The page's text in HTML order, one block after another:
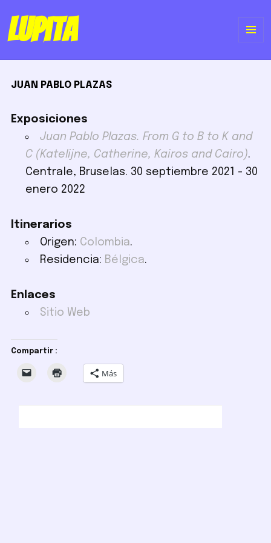
Lupita
JUAN PABLO PLAZAS
Exposiciones
Juan Pablo Plazas. From G to B to K and
C (Katelijne, Catherine, Kairos and Cairo).
Centrale, Bruselas. 30 septiembre 2021 - 30
enero 2022
Itinerarios
Origen: Colombia.
Residencia: Bélgica.
Enlaces
Sitio Web
Compartir :
Más